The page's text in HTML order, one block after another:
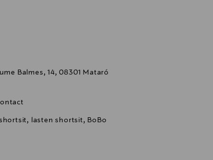
Balmes, 14, 08301 Mataró
lasten shortsit, BoBo